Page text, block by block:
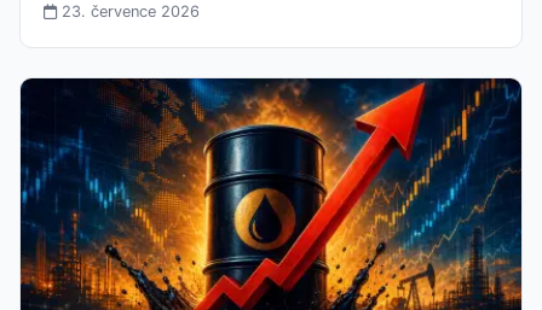
23. července 2026